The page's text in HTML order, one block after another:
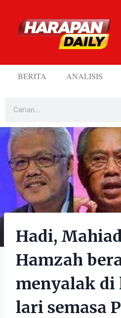
BERITA ANALISIS
Hadi,
Hamzah
menyalak di
lari semasa